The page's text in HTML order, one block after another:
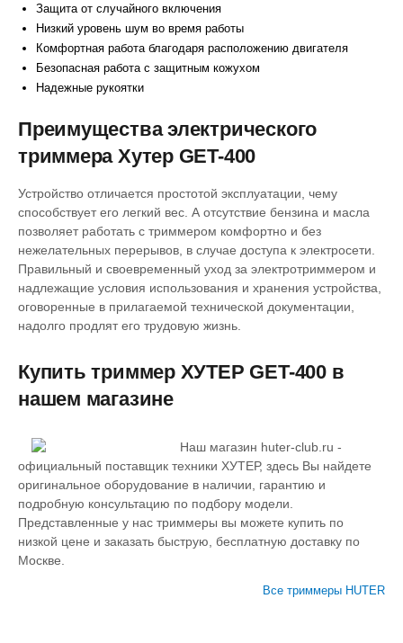
Защита от случайного включения
Низкий уровень шум во время работы
Комфортная работа благодаря расположению двигателя
Безопасная работа с защитным кожухом
Надежные рукоятки
Преимущества электрического
триммера Хутер GET-400
Устройство отличается простотой эксплуатации, чему
способствует его легкий вес. А отсутствие бензина и масла
позволяет работать с триммером комфортно и без
нежелательных перерывов, в случае доступа к электросети.
Правильный и своевременный уход за электротриммером и
надлежащие условия использования и хранения устройства,
оговоренные в прилагаемой технической документации,
надолго продлят его трудовую жизнь.
Купить триммер ХУТЕР GET-400 в
нашем магазине
Наш магазин huter-club.ru -
официальный поставщик техники ХУТЕР, здесь Вы найдете
оригинальное оборудование в наличии, гарантию и
подробную консультацию по подбору модели.
Представленные у нас триммеры вы можете купить по
низкой цене и заказать быструю, бесплатную доставку по
Москве.
Все триммеры HUTER